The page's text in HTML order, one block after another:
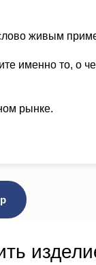
живым
именно то, о
рынке.